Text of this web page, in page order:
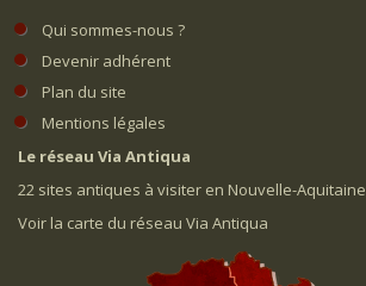
Qui sommes-nous ?
Devenir adhérent
Plan du site
Mentions légales
Le réseau Via Antiqua
22 sites antiques à visiter en Nouvelle-Aquitaine
Voir la carte du réseau Via Antiqua